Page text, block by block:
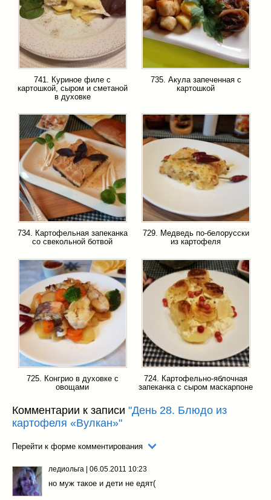
741. Куриное филе с
картошкой, сыром и сметаной
в духовке
735. Акула запеченная с
картошкой
734. Картофельная запеканка
со свекольной ботвой
729. Медведь по-белорусски
из картофеля
725. Конгрио в духовке с
овощами
724. Картофельно-яблочная
запеканка с сыром маскарпоне
Комментарии к записи "День 28. Блюдо из
картофеля «Вулкан»"
Перейти к форме комментирования
ледиольга | 06.05.2011 10:23
но муж такое и дети не едят(